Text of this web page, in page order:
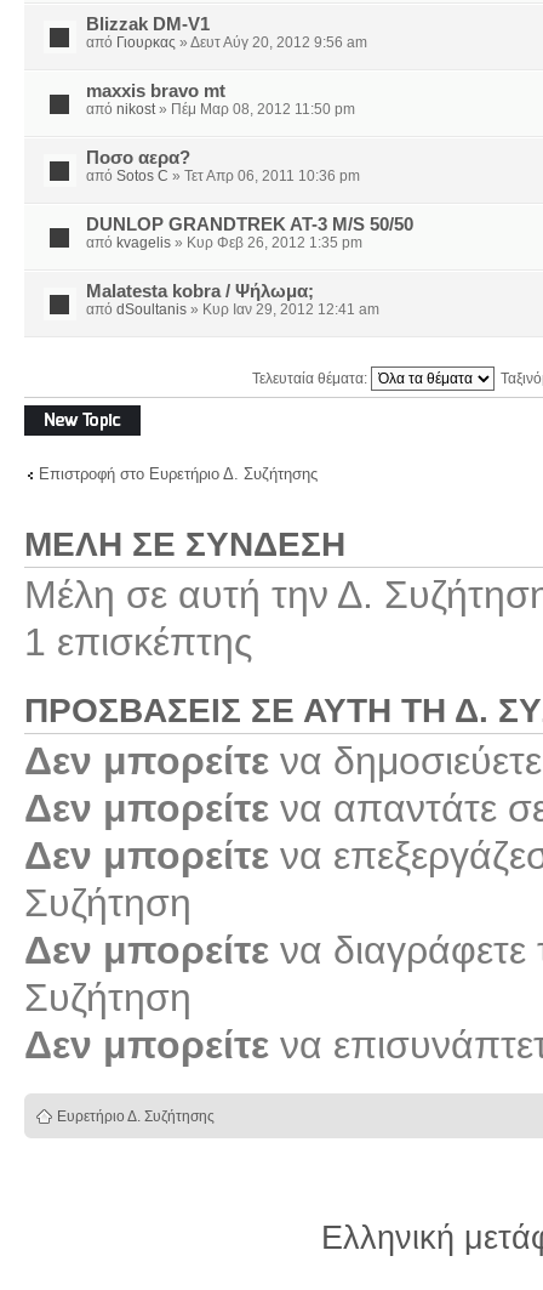
Blizzak DM-V1
από Γιουρκας » Δευτ Αύγ 20, 2012 9:56 am
maxxis bravo mt
από nikost» Πέμ Μαρ 08, 2012 11:50 pm
Ποσο αερα?
από Sotos C » Τετ Απρ 06, 2011 10:36 pm
DUNLOP GRANDTREK AT-3 M/S 50/50
από kvagelis » Κυρ Φεβ 26, 2012 1:35 pm
Malatesta kobra / Ψήλωμα;
από dSoultanis » Κυρ Ιαν 29, 2012 12:41 am
Τελευταία θέματα:
Δημιουργία νέου
θέματος
Επιστροφή στο Ευρετήριο Δ. Συζήτησης
ΜΈΛΗ ΣΕ ΣΎΝΔΕΣΗ
Μέλη σε αυτή την Δ.
1 επισκέπτης
ΠΡΟΣΒΆΣΕΙΣ ΣΕ ΑΥΤΉ ΤΗ Δ.
Δεν μπορείτε να
Δεν μπορείτε να απαντάτε
Δεν μπορείτε να
Συζήτηση
Δεν μπορείτε να διαγράφετε
Συζήτηση
Δεν μπορείτε να
Ευρετήριο Δ. Συζήτησης
Ελληνική